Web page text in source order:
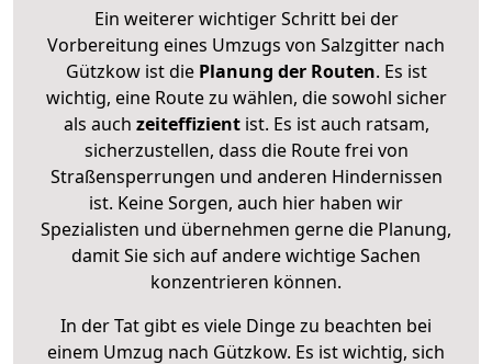
Ein weiterer wichtiger Schritt bei der
Vorbereitung eines Umzugs von Salzgitter nach
Gützkow ist diePlanung der Routen. Es ist
wichtig, eine Route zu wählen, die sowohl sicher
als auch zeiteffizientist. Es ist auch ratsam,
sicherzustellen, dass die Route frei von
Straßensperrungen und anderen Hindernissen
ist. Keine Sorgen, auch hier haben wir
Spezialisten und übernehmen gerne die Planung,
damit Sie sich auf andere wichtige Sachen
konzentrieren können.
In der Tat gibt es viele Dinge zu beachten bei
einem Umzug nach Gützkow. Es ist wichtig, sich